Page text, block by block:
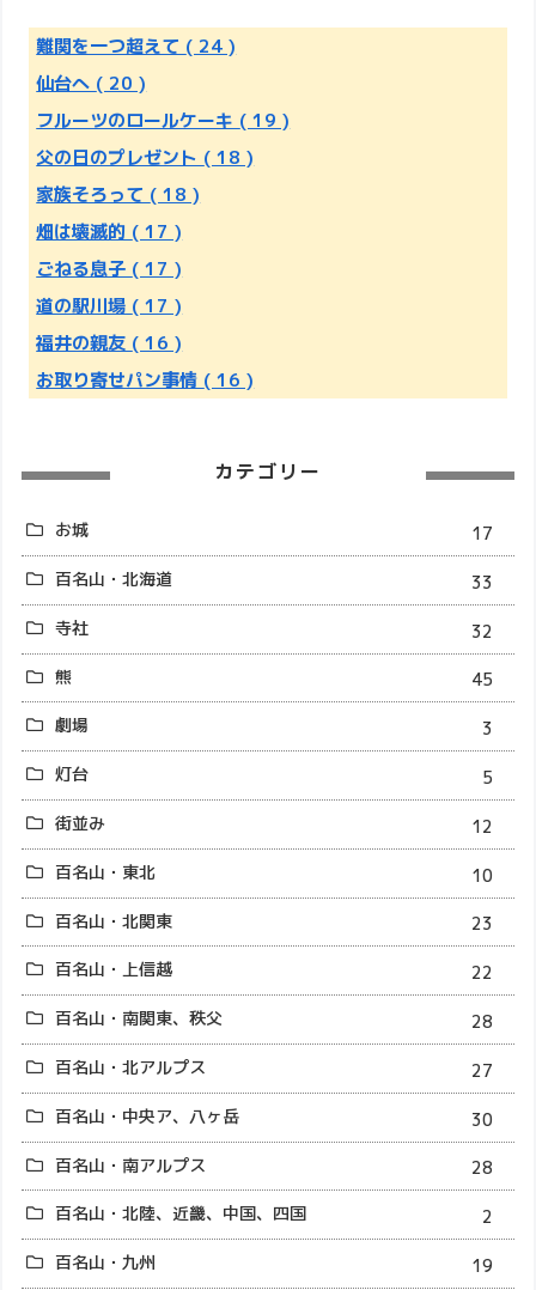
難関を一つ超えて ( 24 )
仙台へ ( 20 )
フルーツのロールケーキ ( 19 )
父の日のプレゼント ( 18 )
家族そろって ( 18 )
畑は壊滅的 ( 17 )
ごねる息子 ( 17 )
道の駅川場 ( 17 )
福井の親友 ( 16 )
お取り寄せパン事情 ( 16 )
カテゴリー
お城
17
百名山・北海道
33
寺社
32
熊
45
劇場
3
灯台
5
街並み
12
百名山・東北
10
百名山・北関東
23
百名山・上信越
22
百名山・南関東、秩父
28
百名山・北アルプス
27
百名山・中央ア、八ヶ岳
30
百名山・南アルプス
28
百名山・北陸、近畿、中国、四国
2
百名山・九州
19